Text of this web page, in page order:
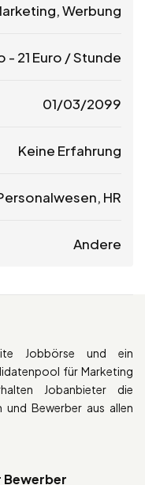
Werbung
- 21 Euro / Stunde
01/03/2099
Keine Erfahrung
HR
Andere
Jobbörse und ein
für Marketing
Jobanbieter die
und Bewerber aus allen
Bewerber